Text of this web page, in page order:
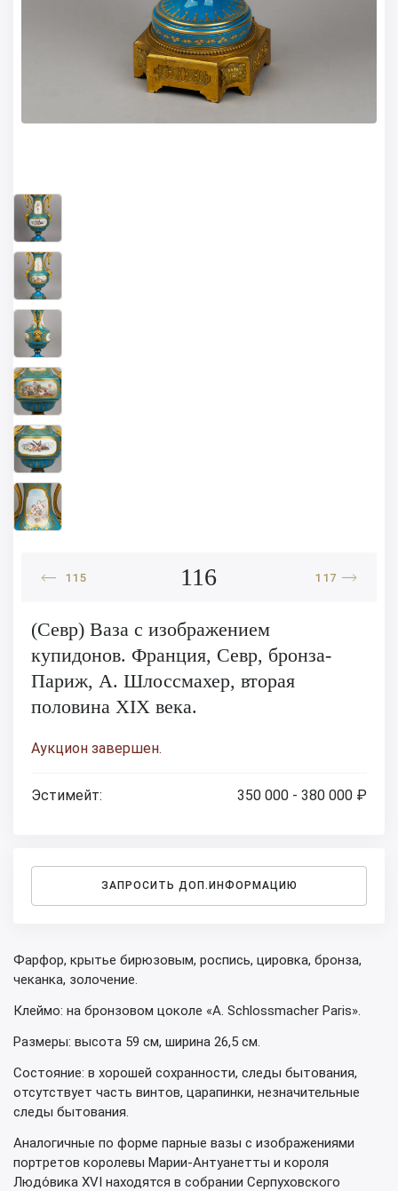
115 116 117
(Севр) Ваза с изображением
купидонов. Франция, Севр, бронза-
Париж, А. Шлоссмахер, вторая
половина XIX века.
Аукцион завершен.
Эстимейт: 350 000 - 380 000 ₽
ЗАПРОСИТЬ ДОП.ИНФОРМАЦИЮ
Фарфор, крытье бирюзовым, роспись, цировка, бронза,
чеканка, золочение.
Клеймо: на бронзовом цоколе «A. Schlossmacher Paris».
Размеры: высота 59 см, ширина 26,5 см.
Состояние: в хорошей сохранности, следы бытования,
отсутствует часть винтов, царапинки, незначительные
следы бытования.
Аналогичные по форме парные вазы с изображениями
портретов королевы Марии-Антуанетты и короля
Людо́вика XVI находятся в собрании Серпуховского